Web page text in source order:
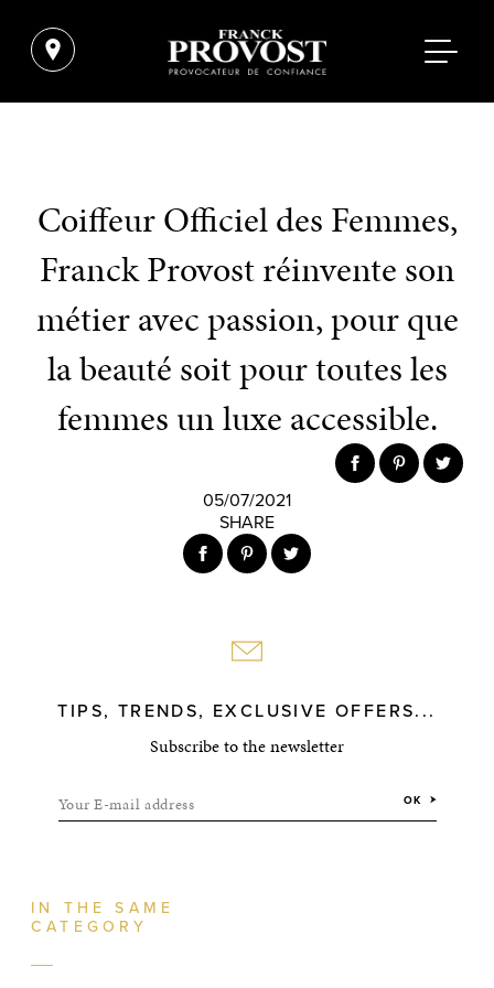
Coiffeur Officiel des Femmes,
Franck Provost réinvente son
métier avec passion, pour que
la beauté soit pour toutes les
femmes un luxe accessible.
05/07/2021
SHARE
TIPS, TRENDS, EXCLUSIVE OFFERS...
Subscribe to the newsletter
Your E-mail address OK
IN THE SAME
CATEGORY